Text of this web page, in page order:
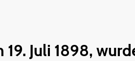
19. Juli 1898,